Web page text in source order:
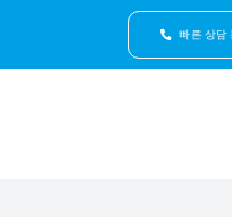
빠른 상담